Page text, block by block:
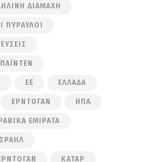
ΔΙΑΜΆΧΗ
ΠΎΡΑΥΛΟΙ
ΕΕ ΕΛΛΆΔΑ
ΕΡΝΤΟΓΆΝ ΗΠΑ
ΕΜΙΡΆΤΑ
ΙΣΡΑΉΛ
ΚΑΤΆΡ